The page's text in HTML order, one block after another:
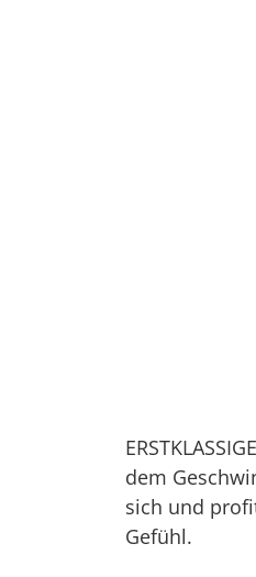
dem
sich und
Gefühl.